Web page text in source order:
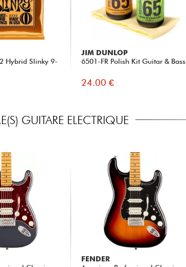
Hybrid Slinky 9-
JIM DUNLOP
6501-FR Polish Kit Guitar & Bass
24.00 €
GUITARE ELECTRIQUE
FENDER